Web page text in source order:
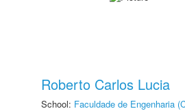
Roberto Carlos Lucia
School: Faculdade de Engenharia